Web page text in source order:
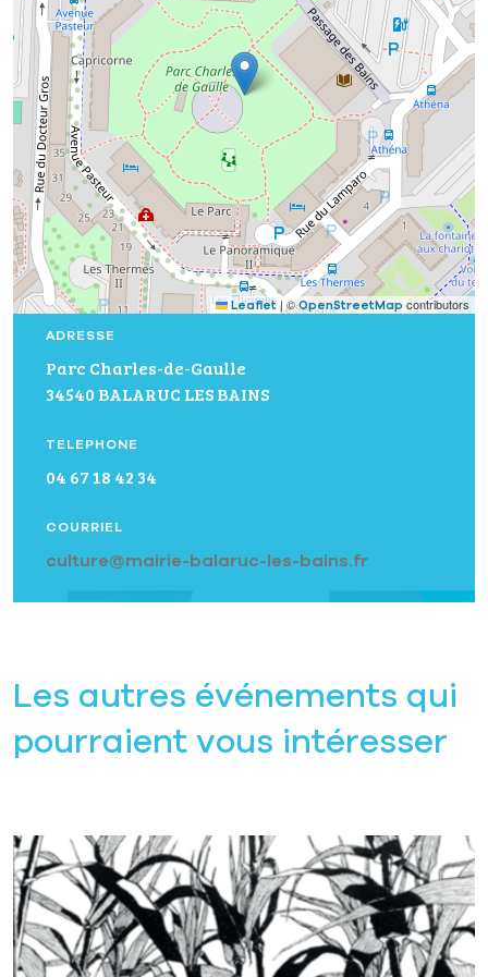
ADRESSE
Parc Charles-de-Gaulle
34540 BALARUC LES BAINS
TELEPHONE
04 67 18 42 34
COURRIEL
culture@mairie-balaruc-les-bains.fr
Leaflet |©OpenStreetMap contributors
Les autres événements qui
pourraient vous intéresser